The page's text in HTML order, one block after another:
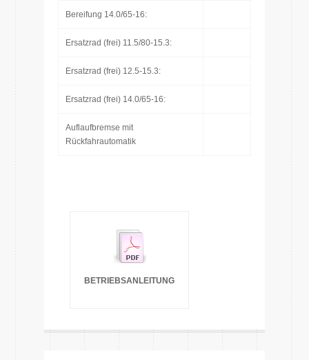
Bereifung 14.0/65-16:
Ersatzrad (frei) 11.5/80-15.3:
Ersatzrad (frei) 12.5-15.3:
Ersatzrad (frei) 14.0/65-16:
Auflaufbremse mit
Rückfahrautomatik
BETRIEBSANLEITUNG